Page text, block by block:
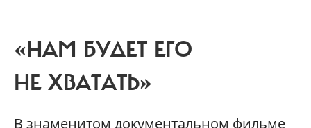
«НАМ БУДЕТ ЕГО
НЕ ХВАТАТЬ»
В знаменитом документальном фильме